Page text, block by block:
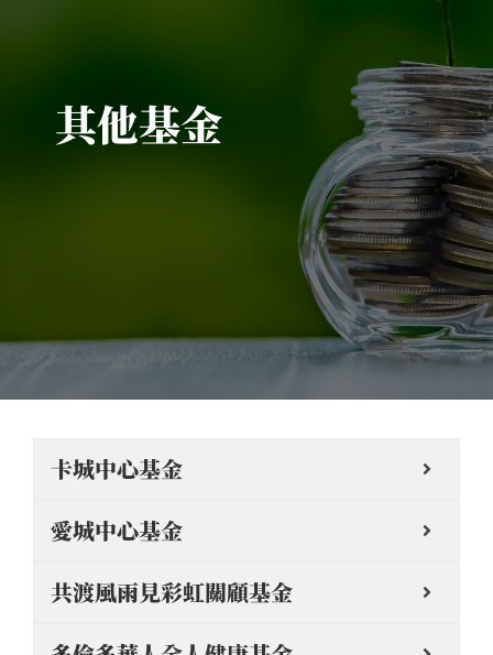
其他基金
卡城中心基金
愛城中心基金
共渡風雨見彩虹關顧基金